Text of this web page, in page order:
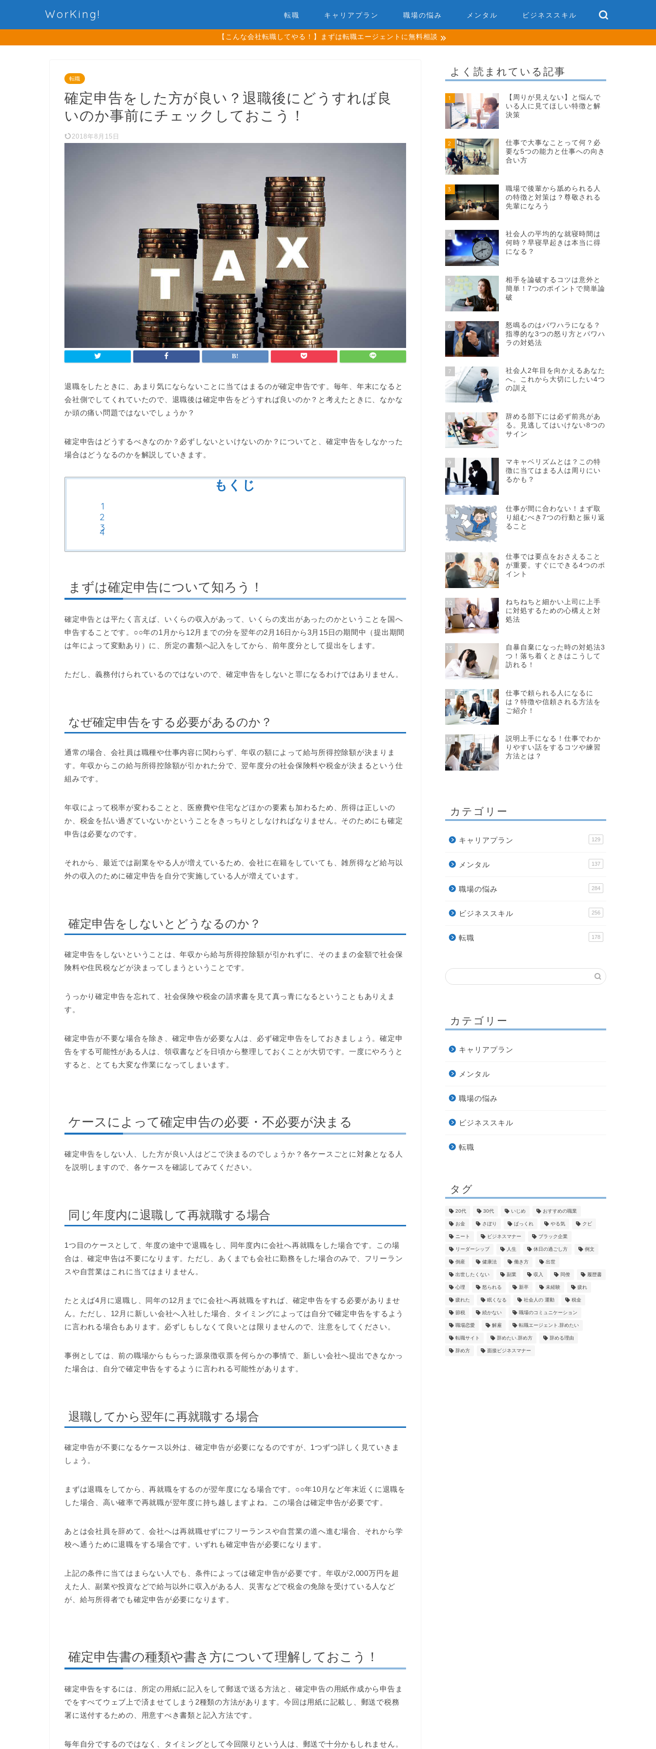
WorKing! 転職 キャリアプラン 職場の悩み メンタル ビジネススキル
【こんな会社転職してやる！】まずは転職エージェントに無料相談
転職
確定申告をした方が良い？退職後にどうすれば良
いのか事前にチェックしておこう！
2018年8月15日
退職をしたときに、あまり気にならないことに当てはまるのが確定申告です。毎年、年末になると
会社側でしてくれていたので、退職後は確定申告をどうすれば良いのか？と考えたときに、なかな
か頭の痛い問題ではないでしょうか？
確定申告はどうするべきなのか？必ずしないといけないのか？についてと、確定申告をしなかった
場合はどうなるのかを解説していきます。
もくじ
まずは確定申告について知ろう！
確定申告とは平たく言えば、いくらの収入があって、いくらの支出があったのかということを国へ
申告することです。○○年の1月から12月までの分を翌年の2月16日から3月15日の期間中（提出期間
は年によって変動あり）に、所定の書類へ記入をしてから、前年度分として提出をします。
ただし、義務付けられているのではないので、確定申告をしないと罪になるわけではありません。
なぜ確定申告をする必要があるのか？
通常の場合、会社員は職種や仕事内容に関わらず、年収の額によって給与所得控除額が決まりま
す。年収からこの給与所得控除額が引かれた分で、翌年度分の社会保険料や税金が決まるという仕
組みです。
年収によって税率が変わることと、医療費や住宅などほかの要素も加わるため、所得は正しいの
か、税金を払い過ぎていないかということをきっちりとしなければなりません。そのためにも確定
申告は必要なのです。
それから、最近では副業をやる人が増えているため、会社に在籍をしていても、雑所得など給与以
外の収入のために確定申告を自分で実施している人が増えています。
確定申告をしないとどうなるのか？
確定申告をしないということは、年収から給与所得控除額が引かれずに、そのままの金額で社会保
険料や住民税などが決まってしまうということです。
うっかり確定申告を忘れて、社会保険や税金の請求書を見て真っ青になるということもありえま
す。
確定申告が不要な場合を除き、確定申告が必要な人は、必ず確定申告をしておきましょう。確定申
告をする可能性がある人は、領収書などを日頃から整理しておくことが大切です。一度にやろうと
すると、とても大変な作業になってしまいます。
ケースによって確定申告の必要・不必要が決まる
確定申告をしない人、した方が良い人はどこで決まるのでしょうか？各ケースごとに対象となる人
を説明しますので、各ケースを確認してみてください。
同じ年度内に退職して再就職する場合
1つ目のケースとして、年度の途中で退職をし、同年度内に会社へ再就職をした場合です。この場
合は、確定申告は不要になります。ただし、あくまでも会社に勤務をした場合のみで、フリーラン
スや自営業はこれに当てはまりません。
たとえば4月に退職し、同年の12月までに会社へ再就職をすれば、確定申告をする必要がありませ
ん。ただし、12月に新しい会社へ入社した場合、タイミングによっては自分で確定申告をするよう
に言われる場合もあります。必ずしもしなくて良いとは限りませんので、注意をしてください。
事例としては、前の職場からもらった源泉徴収票を何らかの事情で、新しい会社へ提出できなかっ
た場合は、自分で確定申告をするように言われる可能性があります。
退職してから翌年に再就職する場合
確定申告が不要になるケース以外は、確定申告が必要になるのですが、1つずつ詳しく見ていきま
しょう。
まずは退職をしてから、再就職をするのが翌年度になる場合です。○○年10月など年末近くに退職を
した場合、高い確率で再就職が翌年度に持ち越しますよね。この場合は確定申告が必要です。
あとは会社員を辞めて、会社へは再就職せずにフリーランスや自営業の道へ進む場合、それから学
校へ通うために退職をする場合です。いずれも確定申告が必要になります。
上記の条件に当てはまらない人でも、条件によっては確定申告が必要です。年収が2,000万円を超
えた人、副業や投資などで給与以外に収入がある人、災害などで税金の免除を受けている人など
が、給与所得者でも確定申告が必要になります。
確定申告書の種類や書き方について理解しておこう！
確定申告をするには、所定の用紙に記入をして郵送で送る方法と、確定申告の用紙作成から申告ま
でをすべてウェブ上で済ませてしまう2種類の方法があります。今回は用紙に記載し、郵送で税務
署に送付するための、用意すべき書類と記入方法です。
毎年自分でするのではなく、タイミングとして今回限りという人は、郵送で十分かもしれません。
よく読まれている記事
1
【周りが見えない】と悩んで
いる人に見てほしい特徴と解
決策
2
仕事で大事なことって何？必
要な5つの能力と仕事への向き
合い方
3
職場で後輩から舐められる人
の特徴と対策は？尊敬される
先輩になろう
4
社会人の平均的な就寝時間は
何時？早寝早起きは本当に得
になる？
5
相手を論破するコツは意外と
簡単！7つのポイントで簡単論
破
6
怒鳴るのはパワハラになる？
指導的な3つの怒り方とパワハ
ラの対処法
7
社会人2年目を向かえるあなた
へ。これから大切にしたい4つ
の訓え
8
辞める部下には必ず前兆があ
る。見逃してはいけない8つの
サイン
9
マキャベリズムとは？この特
徴に当てはまる人は周りにい
るかも？
10
仕事が間に合わない！まず取
り組むべき7つの行動と振り返
ること
11
仕事では要点をおさえること
が重要。すぐにできる4つのポ
イント
12
ねちねちと細かい上司に上手
に対処するための心構えと対
処法
13
自暴自棄になった時の対処法3
つ！落ち着くときはこうして
訪れる！
14
仕事で頼られる人になるに
は？特徴や信頼される方法を
ご紹介！
15
説明上手になる！仕事でわか
りやすい話をするコツや練習
方法とは？
カテゴリー
キャリアプラン 129
メンタル 137
職場の悩み 284
ビジネススキル 256
転職 178
カテゴリー
キャリアプラン
メンタル
職場の悩み
ビジネススキル
転職
タグ
20代 30代 いじめ おすすめの職業
お金 さぼり ばっくれ やる気 クビ
ニート ビジネスマナー ブラック企業
リーダーシップ 人生 休日の過ごし方 例文
倒産 健康法 働き方 出世
出世したくない 副業 収入 同僚 履歴書
心理 怒られる 新卒 未経験 疲れ
疲れた 眠くなる 社会人の 運動 税金
節税 続かない 職場のコミュニケーション
職場恋愛 解雇 転職エージェント.辞めたい
転職サイト 辞めたい.辞め方 辞める理由
辞め方 面接ビジネスマナー